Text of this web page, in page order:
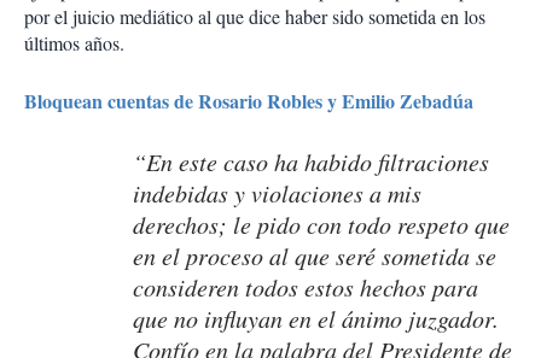
por el juicio mediático al que dice haber sido sometida en los
últimos años.
Bloquean cuentas de Rosario Robles y Emilio Zebadúa
“En este caso ha habido filtraciones
indebidas y violaciones a mis
derechos; le pido con todo respeto que
en el proceso al que seré sometida se
consideren todos estos hechos para
que no influyan en el ánimo juzgador.
Confío en la palabra del Presidente de